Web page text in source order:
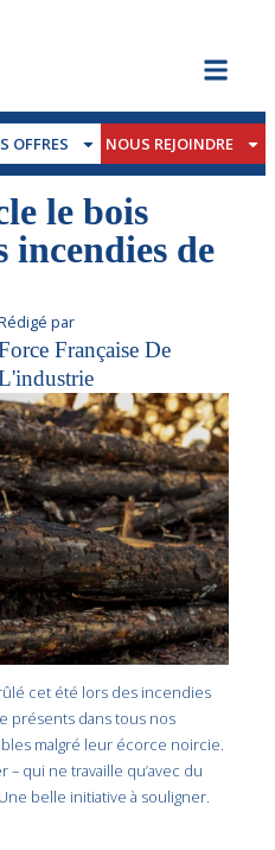
OFFRES NOUS REJOINDRE
le bois
incendies de
par
Française De
cet été lors des incendies
présents dans tous nos
malgré leur écorce noircie.
qui ne travaille qu’avec du
belle initiative à souligner.